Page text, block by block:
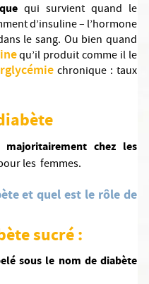
qui survient quand le
d’insuline – l’hormone
le sang. Ou bien quand
qu’il produit comme il le
chronique : taux
majoritairement chez les
les femmes.
et quel est le rôle de
sucré :
sous le nom de diabète